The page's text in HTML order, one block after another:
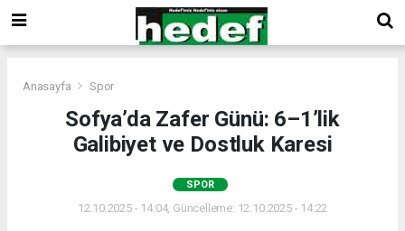
Anasayfa Spor
Sofya’da Zafer Günü: 6–1’lik
Galibiyet ve Dostluk Karesi
SPOR
12.10.2025 - 14:04, Güncelleme: 12.10.2025 - 14:22